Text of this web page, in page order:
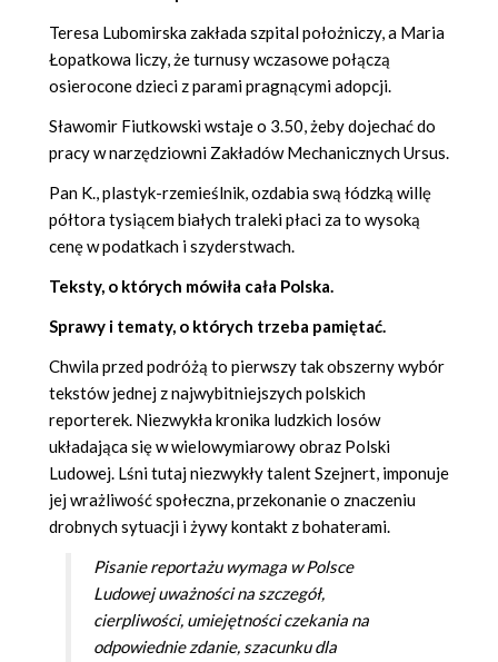
Teresa Lubomirska zakłada szpital położniczy, a Maria
Łopatkowa liczy, że turnusy wczasowe połączą
osierocone dzieci z parami pragnącymi adopcji.
Sławomir Fiutkowski wstaje o 3.50, żeby dojechać do
pracy w narzędziowni Zakładów Mechanicznych Ursus.
Pan K., plastyk-rzemieślnik, ozdabia swą łódzką willę
półtora tysiącem białych traleki płaci za to wysoką
cenę w podatkach i szyderstwach.
Teksty, o których mówiła cała Polska.
Sprawy i tematy, o których trzeba pamiętać.
Chwila przed podróżą to pierwszy tak obszerny wybór
tekstów jednej z najwybitniejszych polskich
reporterek. Niezwykła kronika ludzkich losów
układająca się w wielowymiarowy obraz Polski
Ludowej. Lśni tutaj niezwykły talent Szejnert, imponuje
jej wrażliwość społeczna, przekonanie o znaczeniu
drobnych sytuacji i żywy kontakt z bohaterami.
Pisanie reportażu wymaga w Polsce
Ludowej uważności na szczegół,
cierpliwości, umiejętności czekania na
odpowiednie zdanie, szacunku dla